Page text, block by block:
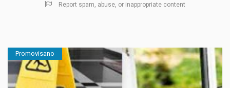
Report spam, abuse, or inappropriate content
Promovisano